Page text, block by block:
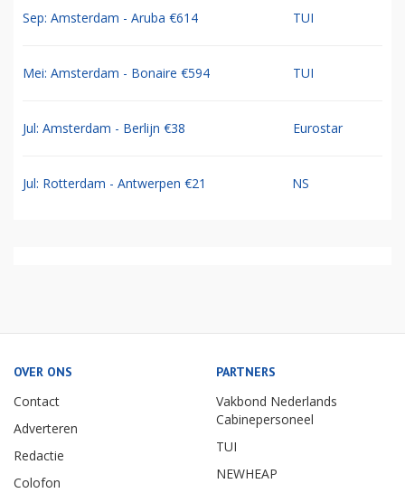
Sep: Amsterdam - Aruba €614 TUI
Mei: Amsterdam - Bonaire €594 TUI
Jul: Amsterdam - Berlijn €38 Eurostar
Jul: Rotterdam - Antwerpen €21 NS
OVER ONS
Contact
Adverteren
Redactie
Colofon
PARTNERS
Vakbond Nederlands
Cabinepersoneel
TUI
NEWHEAP